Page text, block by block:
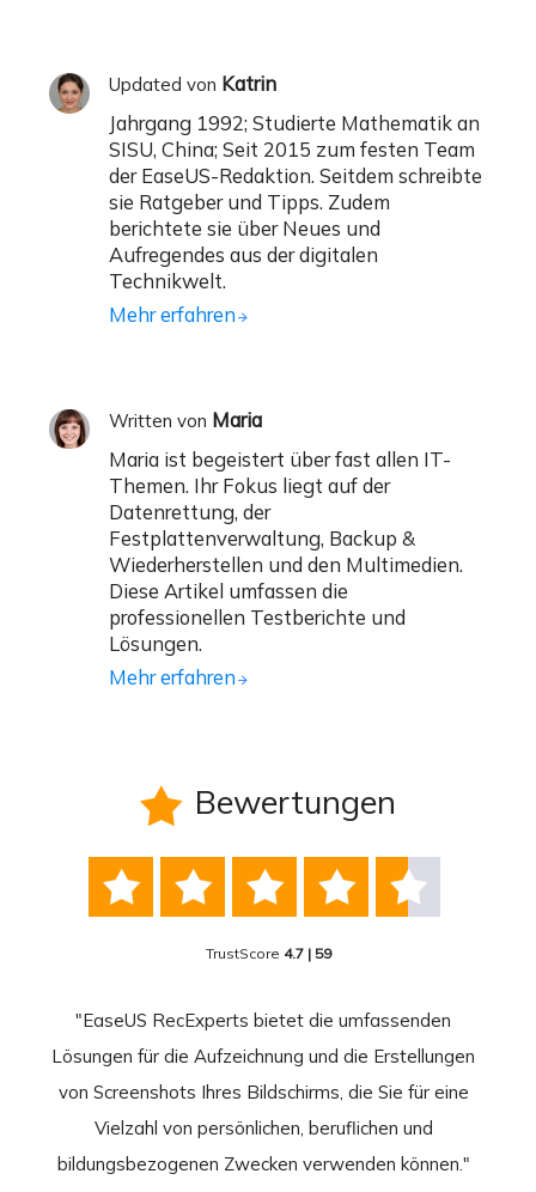
Updated von Katrin
Jahrgang 1992; Studierte Mathematik an
SISU, China; Seit 2015 zum festen Team
der EaseUS-Redaktion. Seitdem schreibte
sie Ratgeber und Tipps. Zudem
berichtete sie über Neues und
Aufregendes aus der digitalen
Technikwelt.
Mehr erfahren
Written von Maria
Maria ist begeistert über fast allen IT-
Themen. Ihr Fokus liegt auf der
Datenrettung, der
Festplattenverwaltung, Backup &
Wiederherstellen und den Multimedien.
Diese Artikel umfassen die
professionellen Testberichte und
Lösungen.
Mehr erfahren
 Bewertungen
    
TrustScore 4.7 | 59
"EaseUS RecExperts bietet die umfassenden
Lösungen für die Aufzeichnung und die Erstellungen
von Screenshots Ihres Bildschirms, die Sie für eine
Vielzahl von persönlichen, beruflichen und
bildungsbezogenen Zwecken verwenden können."